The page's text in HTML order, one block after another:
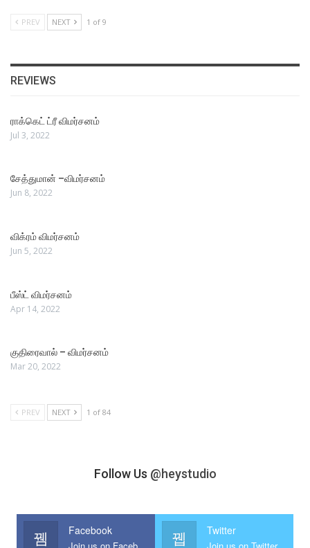
PREV NEXT 1 of 9
REVIEWS
ராக்கெட் ட்ரீ விமர்சனம்
Jul 3, 2022
சேத்துமான் –விமர்சனம்
Jun 8, 2022
விக்ரம் விமர்சனம்
Jun 5, 2022
பீஸ்ட் விமர்சனம்
Apr 14, 2022
குதிரைவால் – விமர்சனம்
Mar 20, 2022
PREV NEXT 1 of 84
Follow Us @heystudio
Facebook Twitter